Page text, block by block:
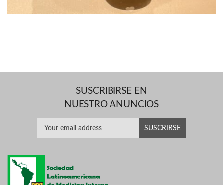
SUSCRIBIRSE EN
NUESTRO ANUNCIOS